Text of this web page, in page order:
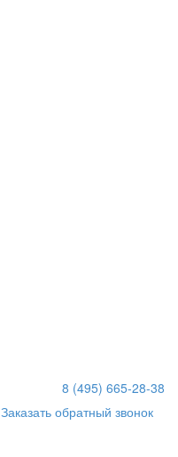
8 (495) 665-28-38
Заказать обратный звонок